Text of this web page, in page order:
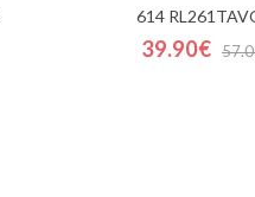
614
39.90€